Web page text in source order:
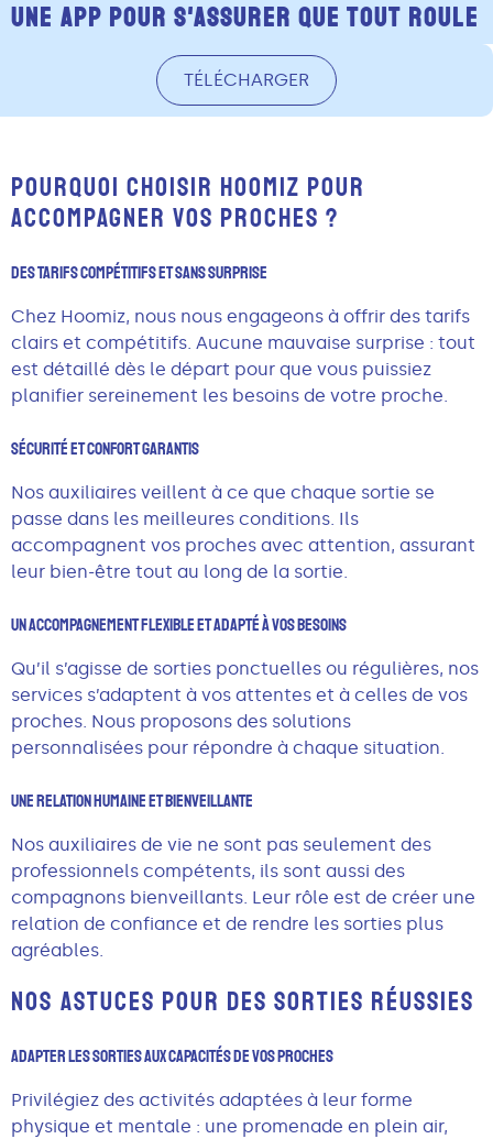
Une app pour s'assurer que tout roule
TÉLÉCHARGER
POURQUOI CHOISIR HOOMIZ POUR
ACCOMPAGNER VOS PROCHES ?
Des Tarifs Compétitifs Et Sans Surprise
Chez Hoomiz, nous nous engageons à offrir des tarifs
clairs et compétitifs. Aucune mauvaise surprise : tout
est détaillé dès le départ pour que vous puissiez
planifier sereinement les besoins de votre proche.
Sécurité Et Confort Garantis
Nos auxiliaires veillent à ce que chaque sortie se
passe dans les meilleures conditions. Ils
accompagnent vos proches avec attention, assurant
leur bien-être tout au long de la sortie.
Un Accompagnement Flexible Et Adapté À Vos Besoins
Qu’il s’agisse de sorties ponctuelles ou régulières, nos
services s’adaptent à vos attentes et à celles de vos
proches. Nous proposons des solutions
personnalisées pour répondre à chaque situation.
Une Relation Humaine Et Bienveillante
Nos auxiliaires de vie ne sont pas seulement des
professionnels compétents, ils sont aussi des
compagnons bienveillants. Leur rôle est de créer une
relation de confiance et de rendre les sorties plus
agréables.
NOS ASTUCES POUR DES SORTIES RÉUSSIES
Adapter Les Sorties Aux Capacités De Vos Proches
Privilégiez des activités adaptées à leur forme
physique et mentale : une promenade en plein air,